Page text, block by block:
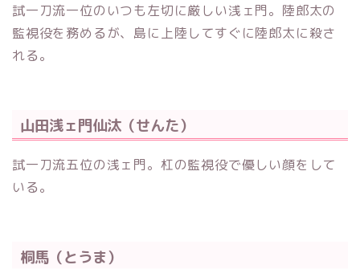
試一刀流一位のいつも左切に厳しい浅ェ門。陸郎太の
監視役を務めるが、島に上陸してすぐに陸郎太に殺さ
れる。
山田浅ェ門仙汰（せんた）
試一刀流五位の浅ェ門。杠の監視役で優しい顔をして
いる。
桐馬（とうま）